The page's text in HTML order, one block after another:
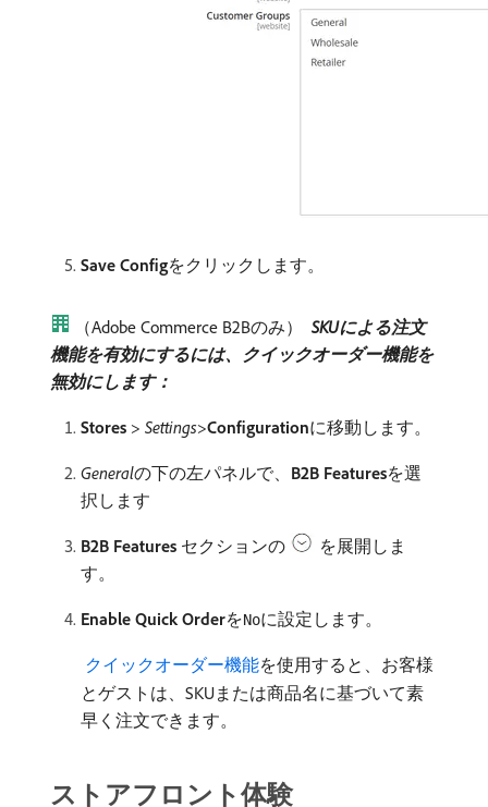
Save Config​をクリックします。
（Adobe Commerce B2Bのみ）
SKUによる注文
機能を有効にするには、クイックオーダー機能を
無効にします：
Stores > Settings>Configuration​に移動します。
General​の下の左パネルで、 B2B Features​を選
択します
B2B Features セクションの
を展開しま
す。
Enable Quick Order​をNoに設定します。
​ クイックオーダー機能を使用すると、お客様
とゲストは、SKUまたは商品名に基づいて素
早く注文できます。
ストアフロント体験